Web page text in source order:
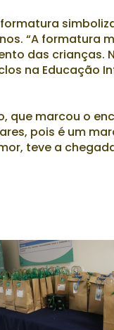
“A formatura
das crianças.
na Educação
que marcou o
pois é um
teve a